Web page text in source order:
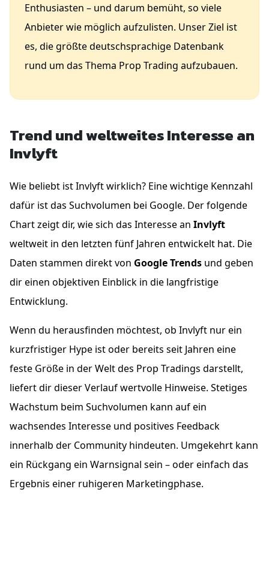
Enthusiasten – und darum bemüht, so viele
Anbieter wie möglich aufzulisten. Unser Ziel ist
es, die größte deutschsprachige Datenbank
rund um das Thema Prop Trading aufzubauen.
Trend und weltweites Interesse an
Invlyft
Wie beliebt ist Invlyft wirklich? Eine wichtige Kennzahl
dafür ist das Suchvolumen bei Google. Der folgende
Chart zeigt dir, wie sich das Interesse an Invlyft
weltweit in den letzten fünf Jahren entwickelt hat. Die
Daten stammen direkt von Google Trends und geben
dir einen objektiven Einblick in die langfristige
Entwicklung.
Wenn du herausfinden möchtest, ob Invlyft nur ein
kurzfristiger Hype ist oder bereits seit Jahren eine
feste Größe in der Welt des Prop Tradings darstellt,
liefert dir dieser Verlauf wertvolle Hinweise. Stetiges
Wachstum beim Suchvolumen kann auf ein
wachsendes Interesse und positives Feedback
innerhalb der Community hindeuten. Umgekehrt kann
ein Rückgang ein Warnsignal sein – oder einfach das
Ergebnis einer ruhigeren Marketingphase.